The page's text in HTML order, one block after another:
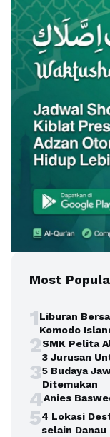
Most
1Liburan
Komodo
2SMK Pelita
3 Jurusan
35 Budaya
Ditemukan
4Anies
54 Lokasi
selain Danau